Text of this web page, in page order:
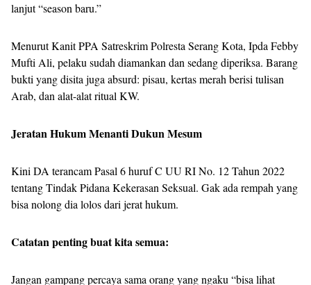
lanjut “season baru.”
Menurut Kanit PPA Satreskrim Polresta Serang Kota, Ipda Febby
Mufti Ali, pelaku sudah diamankan dan sedang diperiksa. Barang
bukti yang disita juga absurd: pisau, kertas merah berisi tulisan
Arab, dan alat-alat ritual KW.
Jeratan Hukum Menanti Dukun Mesum
Kini DA terancam Pasal 6 huruf C UU RI No. 12 Tahun 2022
tentang Tindak Pidana Kekerasan Seksual. Gak ada rempah yang
bisa nolong dia lolos dari jerat hukum.
Catatan penting buat kita semua:
Jangan gampang percaya sama orang yang ngaku “bisa lihat